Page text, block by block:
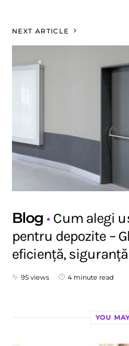
NEXT ARTICLE
Blog
Cum alegi
pentru depozite –
eficiență,
95 views 4 minute read
YOU